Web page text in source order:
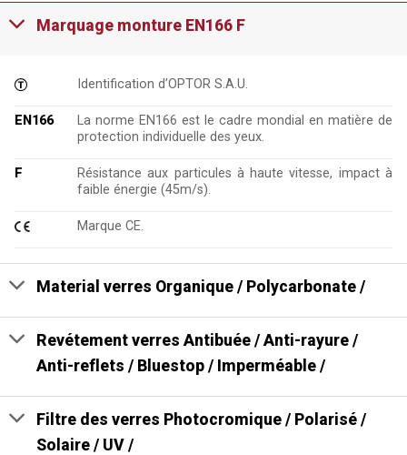
Marquage monture EN166 F
Identification d’OPTOR S.A.U.
EN166
La norme EN166 est le cadre mondial en matière de
protection individuelle des yeux.
F
Résistance aux particules à haute vitesse, impact à
faible énergie (45m/s).
Marque CE.
Material verres Organique / Polycarbonate /
Revétement verres Antibuée / Anti-rayure /
Anti-reflets / Bluestop / Imperméable /
Filtre des verres Photocromique / Polarisé /
Solaire / UV /